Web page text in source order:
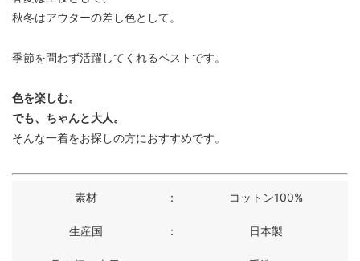
秋冬はアウターの差し色として。
季節を問わず活躍してくれるベストです。
色を楽しむ。
でも、ちゃんと大人。
そんな一着をお探しの方におすすめです。
素材 ： コットン100%
生産国 ： 日本製